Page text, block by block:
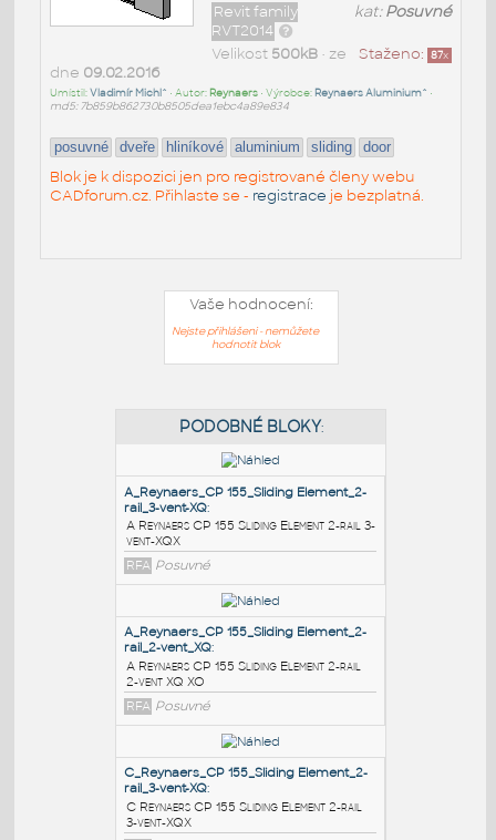
kat:Posuvné
Revit family
RVT2014
Staženo: 87x
Velikost 500kB• ze
dne 09.02.2016
Umístil:Vladimír Michl^ • Autor: Reynaers• Výrobce: Reynaers Aluminium^ •
md5: 7b859b862730b8505dea1ebc4a89e834
posuvné dveře hliníkové aluminium sliding door
Blok je k dispozici jen pro registrované členy webu
CADforum.cz. Přihlaste se - registrace je bezplatná.
Vaše hodnocení:
Nejste přihlášeni - nemůžete
hodnotit blok
PODOBNÉ BLOKY
A_Reynaers_CP 155_Sliding Element_2-
rail_3-vent-XQ
A Reynaers CP 155 Sliding Element 2-rail 3-
RFA Posuvné